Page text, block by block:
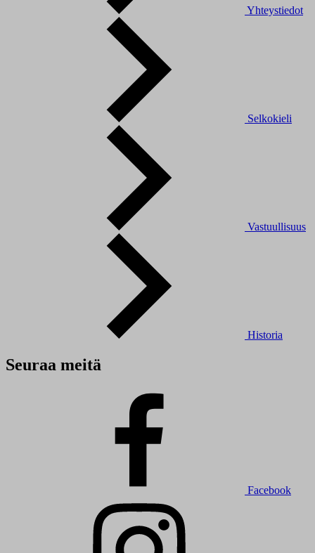
Yhteystiedot
Selkokieli
Vastuullisuus
Historia
Seuraa meitä
Facebook